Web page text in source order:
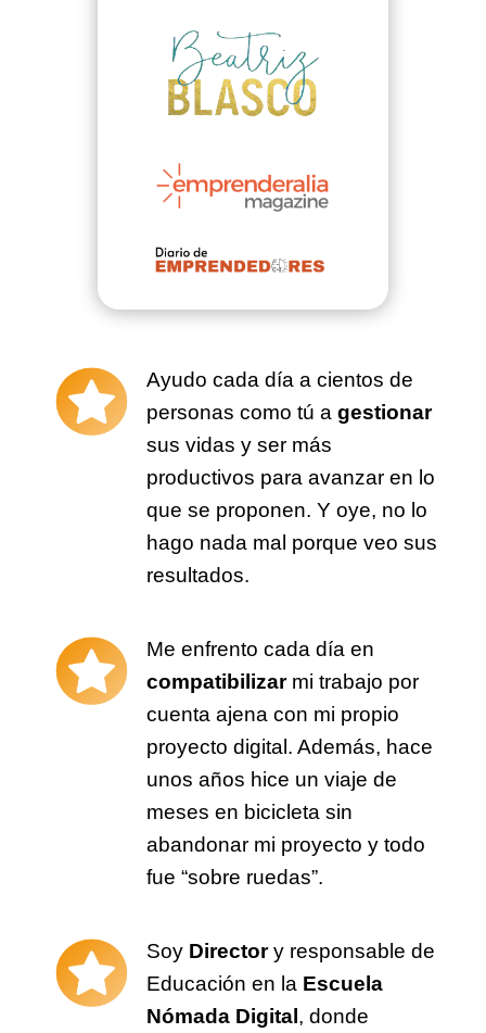
Ayudo cada día a cientos de
personas como tú a gestionar
sus vidas y ser más
productivos para avanzar en lo
que se proponen. Y oye, no lo
hago nada mal porque veo sus
resultados.
Me enfrento cada día en
compatibilizarmi trabajo por
cuenta ajena con mi propio
proyecto digital. Además, hace
unos años hice un viaje de
meses en bicicleta sin
abandonar mi proyecto y todo
fue “sobre ruedas”.
Soy Directory responsable de
Educación en la Escuela
Nómada Digital, donde